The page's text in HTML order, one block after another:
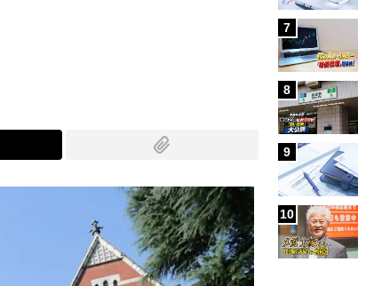
7
8
9
10